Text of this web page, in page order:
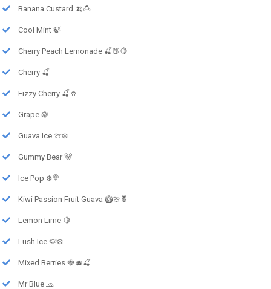
Banana Custard 🍌🍮
Cool Mint 🍃
Cherry Peach Lemonade 🍒🍑🍋
Cherry 🍒
Fizzy Cherry 🍒🥤
Grape 🍇
Guava Ice 🍈❄️
Gummy Bear 🐻
Ice Pop ❄️🍭
Kiwi Passion Fruit Guava 🥝🍈🍍
Lemon Lime 🍋
Lush Ice 🍉❄️
Mixed Berries 🍓🫐🍒
Mr Blue 🧢